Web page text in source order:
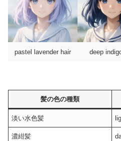
pastel lavender hair deep
髪の色の種類
淡い水色髪
濃紺髪